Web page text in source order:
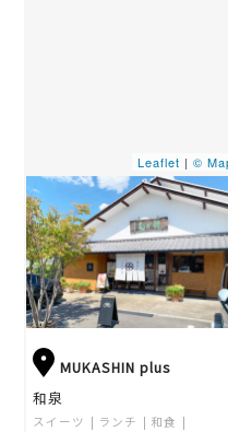
Leaflet | ©
MUKASHIN plus
和泉
スイーツ ランチ
和食